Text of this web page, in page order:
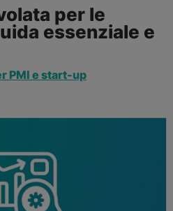
per le
essenziale e
PMI e start-up